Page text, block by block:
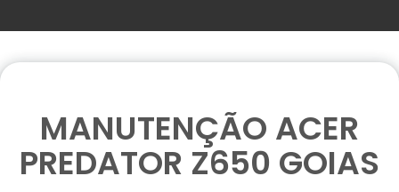
MANUTENÇÃO ACER
PREDATOR Z650 GOIAS